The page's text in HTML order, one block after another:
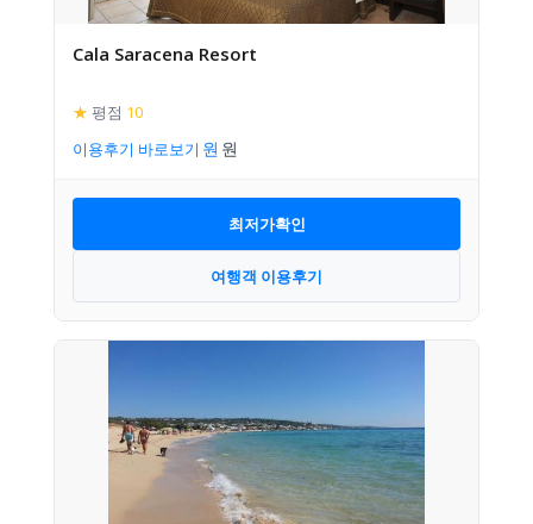
Cala Saracena Resort
★ 평점 10
이용후기 바로보기
최저가확인
여행객 이용후기